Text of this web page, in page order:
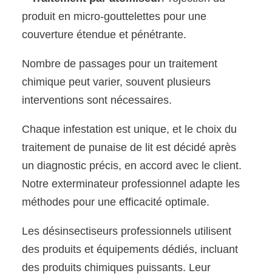
produit en micro-gouttelettes pour une
couverture étendue et pénétrante.
Nombre de passages pour un traitement
chimique peut varier, souvent plusieurs
interventions sont nécessaires.
Chaque infestation est unique, et le choix du
traitement de punaise de lit est décidé après
un diagnostic précis, en accord avec le client.
Notre exterminateur professionnel adapte les
méthodes pour une efficacité optimale.
Les désinsectiseurs professionnels utilisent
des produits et équipements dédiés, incluant
des produits chimiques puissants. Leur